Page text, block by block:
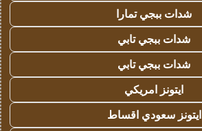
شدات ببجي تمارا
شدات ببجي تابي
شدات ببجي تابي
ايتونز امريكي
ايتونز سعودي اقساط